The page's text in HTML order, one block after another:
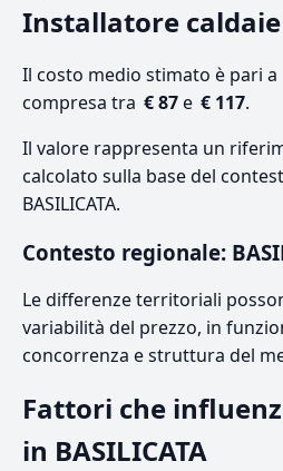
Installatore caldaie
Il costo medio stimato è pari a
compresa tra € 87e € 117.
Il valore rappresenta un
calcolato sulla base del
BASILICATA.
Contesto regionale:
Le differenze territoriali
variabilità del prezzo, in
concorrenza e struttura del
Fattori che
in BASILICATA